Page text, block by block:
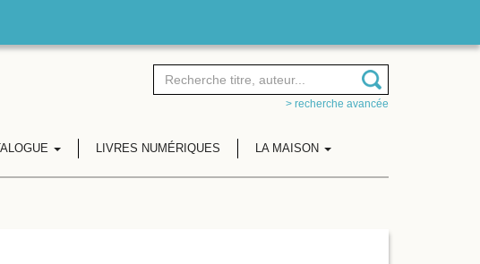
> recherche avancée
LIVRES NUMÉRIQUES LA MAISON